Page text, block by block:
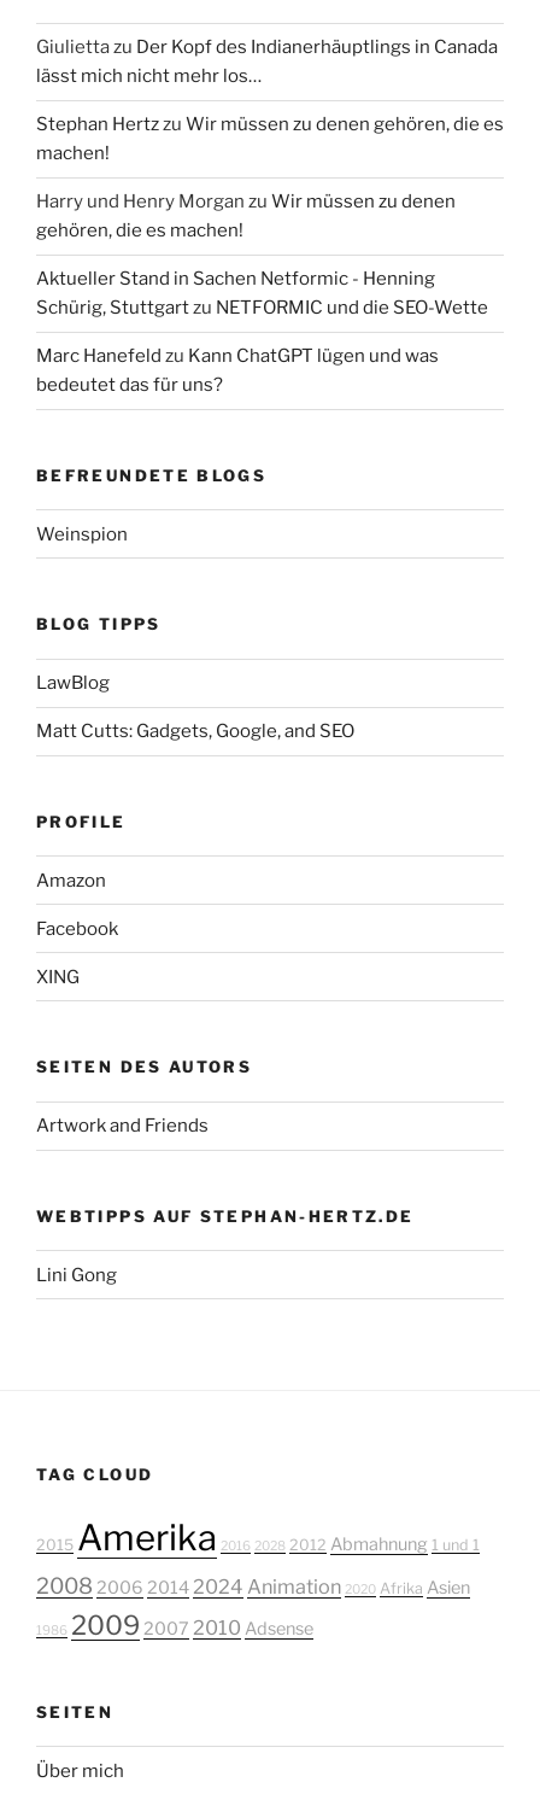
Giuliettazu Der Kopf des Indianerhäuptlings in Canada
lässt mich nicht mehr los…
Stephan Hertzzu Wir müssen zu denen gehören, die es
machen!
Harry und Henry Morgan zu Wir müssen zu denen
gehören, die es machen!
Aktueller Stand in Sachen Netformic - Henning
Schürig, Stuttgartzu NETFORMIC und die SEO-Wette
Marc Hanefeld zu Kann ChatGPT lügen und was
bedeutet das für uns?
BEFREUNDETE BLOGS
Weinspion
BLOG TIPPS
LawBlog
Matt Cutts: Gadgets, Google, and SEO
PROFILE
Amazon
Facebook
XING
SEITEN DES AUTORS
Artwork and Friends
WEBTIPPS AUF STEPHAN-HERTZ.DE
Lini Gong
TAG CLOUD
2015 Amerika 2016 2028 2012 Abmahnung 1 und 1
2008 2006 2014 2024 Animation 2020 Afrika Asien
1986 2009 2007 2010 Adsense
SEITEN
Über mich